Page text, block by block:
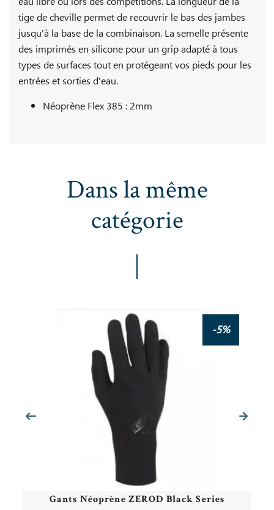
tige de cheville permet de recouvrir le bas des jambes
jusqu'à la base de la combinaison. La semelle présente
des imprimés en silicone pour un grip adapté à tous
types de surfaces tout en protégeant vos pieds pour les
entrées et sorties d'eau.
Néoprène Flex 385 : 2mm
Dans la même
catégorie
-5%
Gants Néoprène ZEROD Black Series